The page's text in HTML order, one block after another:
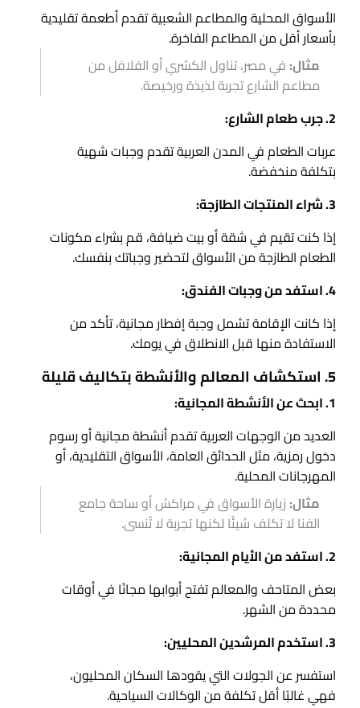
الأسواق المحلية والمطاعم الشعبية تقدم أطعمة تقليدية
بأسعار أقل من المطاعم الفاخرة.
مثال: في مصر، تناول الكشري أو الفلافل من
مطاعم الشارع تجربة لذيذة ورخيصة.
2. جرب طعام الشارع:
عربات الطعام في المدن العربية تقدم وجبات شهية
بتكلفة منخفضة.
3. شراء المنتجات الطازجة:
إذا كنت تقيم في شقة أو بيت ضيافة، قم بشراء مكونات
الطعام الطازجة من الأسواق لتحضير وجباتك بنفسك.
4. استفد من وجبات الفندق:
إذا كانت الإقامة تشمل وجبة إفطار مجانية، تأكد من
الاستفادة منها قبل الانطلاق في يومك.
5. استكشاف المعالم والأنشطة بتكاليف قليلة
1. ابحث عن الأنشطة المجانية:
العديد من الوجهات العربية تقدم أنشطة مجانية أو رسوم
دخول رمزية، مثل الحدائق العامة، الأسواق التقليدية، أو
المهرجانات المحلية.
مثال: زيارة الأسواق في مراكش أو ساحة جامع
الفنا لا تكلف شيئًا لكنها تجربة لا تُنسى.
2. استفد من الأيام المجانية:
بعض المتاحف والمعالم تفتح أبوابها مجانًا في أوقات
محددة من الشهر.
3. استخدم المرشدين المحليين:
استفسر عن الجولات التي يقودها السكان المحليون،
فهي غالبًا أقل تكلفة من الوكالات السياحية.